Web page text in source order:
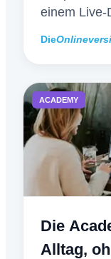
einem Live-
Die
ACADEMY
Die
Alltag,